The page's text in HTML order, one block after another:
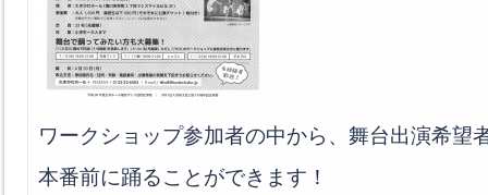
ワークショップ参加者の中から、舞台出演希望
本番前に踊ることができます！